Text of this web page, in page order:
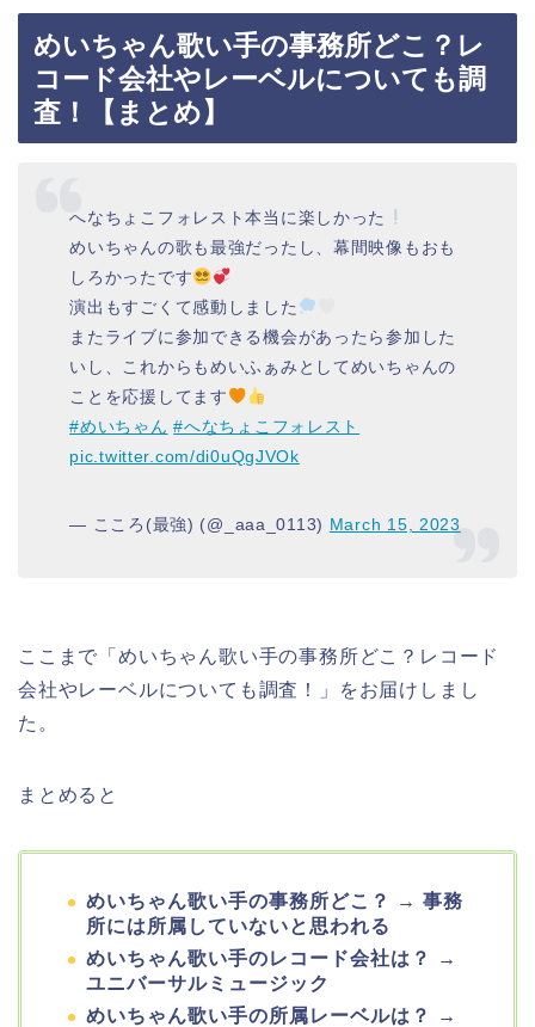
めいちゃん歌い手の事務所どこ？レ
コード会社やレーベルについても調
査！【まとめ】
へなちょこフォレスト本当に楽しかった
めいちゃんの歌も最強だったし、幕間映像もおも
しろかったです
演出もすごくて感動しました
またライブに参加できる機会があったら参加した
いし、これからもめいふぁみとしてめいちゃんの
ことを応援してます
#めいちゃん #へなちょこフォレスト
pic.twitter.com/di0uQgJVOk
— こころ(最強) (@_aaa_0113) March 15, 2023
ここまで「めいちゃん歌い手の事務所どこ？レコード
会社やレーベルについても調査！」をお届けしまし
た。
まとめると
めいちゃん歌い手の事務所どこ？ → 事務
所には所属していないと思われる
めいちゃん歌い手のレコード会社は？ →
ユニバーサルミュージック
めいちゃん歌い手の所属レーベルは？ →